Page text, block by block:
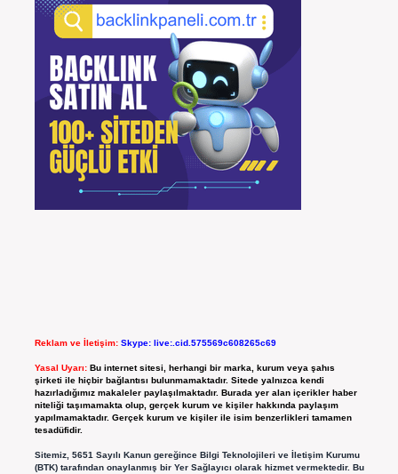
Reklam ve İletişim: Skype: live:.cid.575569c608265c69
Yasal Uyarı: Bu internet sitesi, herhangi bir marka, kurum veya şahıs
şirketi ile hiçbir bağlantısı bulunmamaktadır. Sitede yalnızca kendi
hazırladığımız makaleler paylaşılmaktadır. Burada yer alan içerikler haber
niteliği taşımamakta olup, gerçek kurum ve kişiler hakkında paylaşım
yapılmamaktadır. Gerçek kurum ve kişiler ile isim benzerlikleri tamamen
tesadüfidir.
Sitemiz, 5651 Sayılı Kanun gereğince Bilgi Teknolojileri ve İletişim Kurumu
(BTK) tarafından onaylanmış bir Yer Sağlayıcı olarak hizmet vermektedir. Bu